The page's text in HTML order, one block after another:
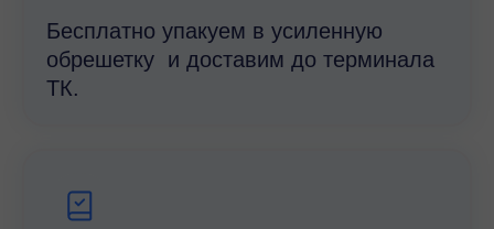
Бесплатно упакуем в усиленную
обрешетку и доставим до терминала
ТК.